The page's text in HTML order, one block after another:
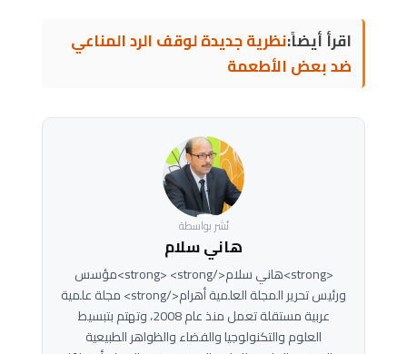
اقرأ أيضاً:نظرية جديدة لوقف الرد المناعي
ضد بعض الأطعمة
نُشر بواسطة
هاني سلام
<strong>هاني سلام</strong> <strong>مؤسس
ورئيس تحرير المجلة العلمية أهرام</strong> مجلة علمية
عربية مستقلة تعمل منذ عام 2008، وتهتم بتبسيط
العلوم والتكنولوجيا والفضاء والظواهر الطبيعية